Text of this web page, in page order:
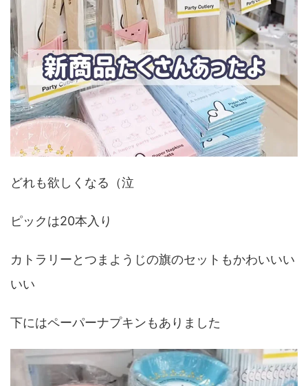
どれも欲しくなる（泣
ピックは20本入り
カトラリーとつまようじの旗のセットもかわいいい
いい
下にはペーパーナプキンもありました